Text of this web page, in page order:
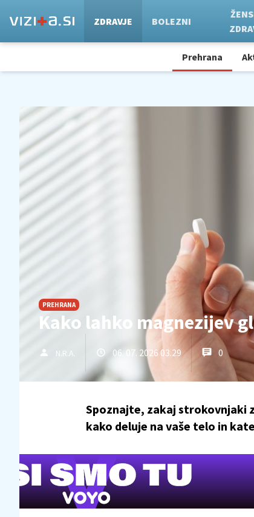
ZDRAVJE BOLEZNI
Prehrana
PREHRANA
Kako lahko magnezijev
N.R.A. 06. 07. 2026 03.29 0
Spoznajte, zakaj strokovnjaki
kako deluje na vaše telo in